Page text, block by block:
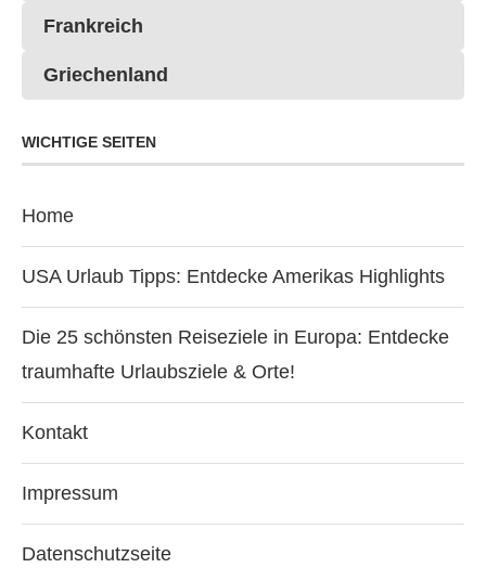
Frankreich
Griechenland
WICHTIGE SEITEN
Home
USA Urlaub Tipps: Entdecke Amerikas Highlights
Die 25 schönsten Reiseziele in Europa: Entdecke
traumhafte Urlaubsziele & Orte!
Kontakt
Impressum
Datenschutzseite